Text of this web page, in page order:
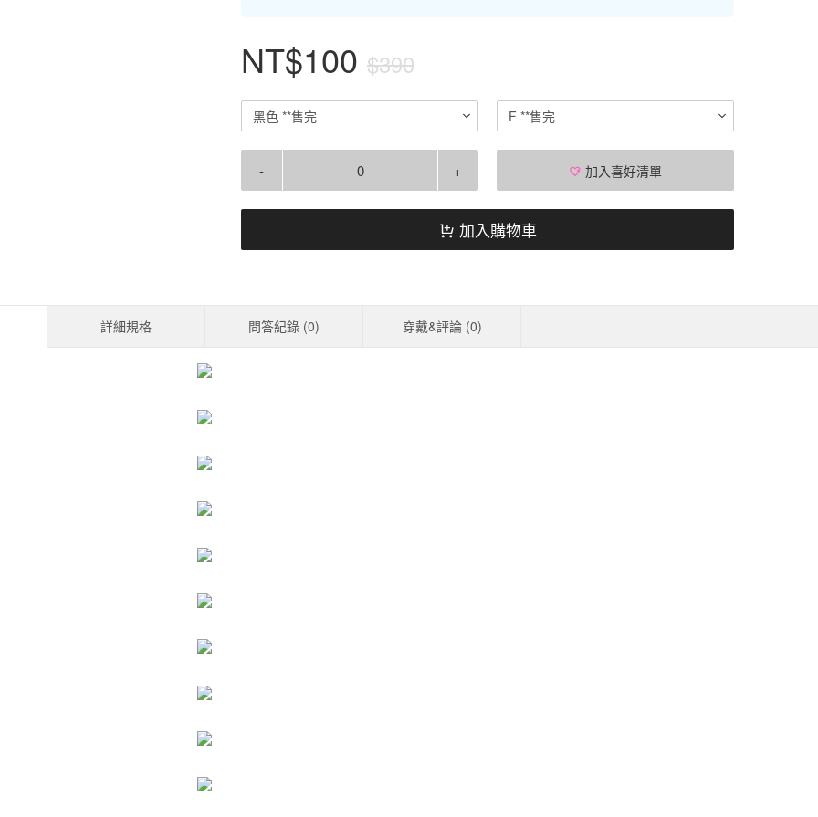
NT$100 $390
黑色 **售完 F **售完
- + 加入喜好清單
加入購物車
詳細規格 問答紀錄 (0) 穿戴&評論 (0)